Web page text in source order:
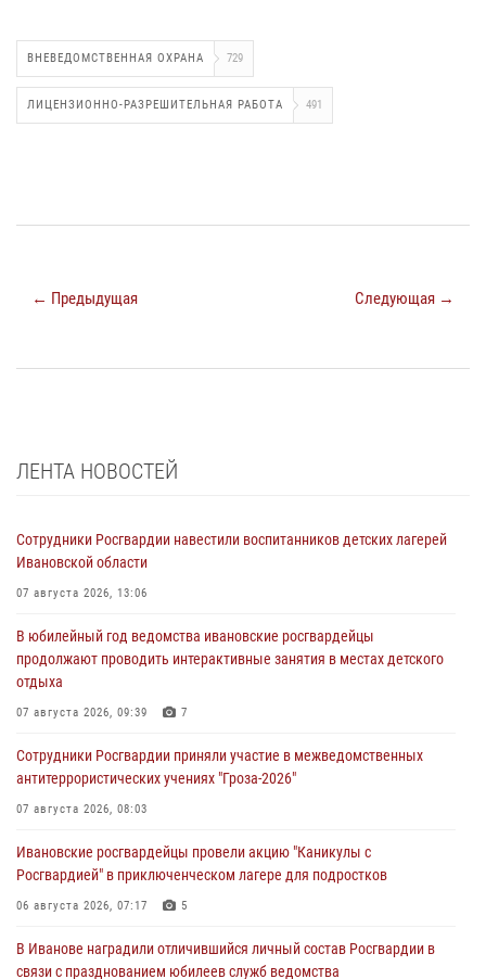
ВНЕВЕДОМСТВЕННАЯ ОХРАНА 729
ЛИЦЕНЗИОННО-РАЗРЕШИТЕЛЬНАЯ РАБОТА 491
← Предыдущая Следующая →
ЛЕНТА НОВОСТЕЙ
Сотрудники Росгвардии навестили воспитанников детских лагерей
Ивановской области
07 августа 2026, 13:06
В юбилейный год ведомства ивановские росгвардейцы
продолжают проводить интерактивные занятия в местах детского
отдыха
07 августа 2026, 09:39 7
Сотрудники Росгвардии приняли участие в межведомственных
антитеррористических учениях "Гроза-2026"
07 августа 2026, 08:03
Ивановские росгвардейцы провели акцию "Каникулы с
Росгвардией" в приключенческом лагере для подростков
06 августа 2026, 07:17 5
В Иванове наградили отличившийся личный состав Росгвардии в
связи с празднованием юбилеев служб ведомства